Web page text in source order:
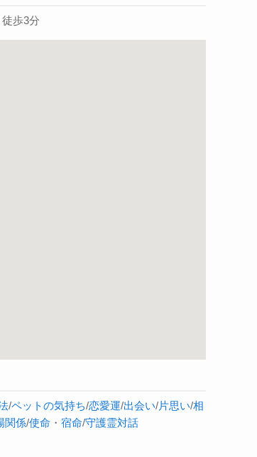
歩3分
/ペットの気持ち/恋愛運/出会い/片思い/相
関係/使命 ・ 宿命/守護霊対話